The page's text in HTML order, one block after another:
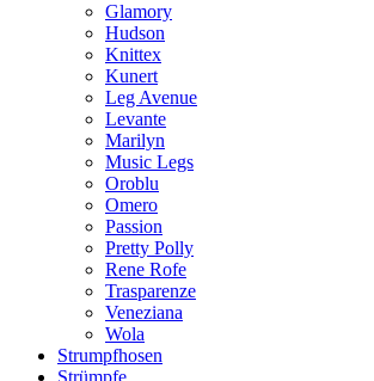
Glamory
Hudson
Knittex
Kunert
Leg Avenue
Levante
Marilyn
Music Legs
Oroblu
Omero
Passion
Pretty Polly
Rene Rofe
Trasparenze
Veneziana
Wola
Strumpfhosen
Strümpfe